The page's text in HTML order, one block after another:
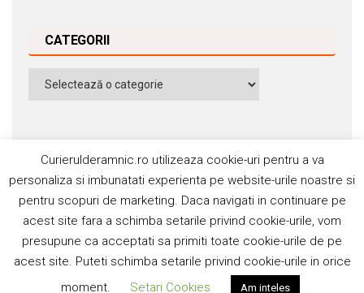
CATEGORII
Categorii
©2006-2020 Silviu Popescu. Toate drepturile rezervate. ISSN:
Curierulderamnic.ro utilizeaza cookie-uri pentru a va
personaliza si imbunatati experienta pe website-urile noastre si
pentru scopuri de marketing. Daca navigati in continuare pe
acest site fara a schimba setarile privind cookie-urile, vom
presupune ca acceptati sa primiti toate cookie-urile de pe
acest site. Puteti schimba setarile privind cookie-urile in orice
moment.
Setari Cookies Am inteles